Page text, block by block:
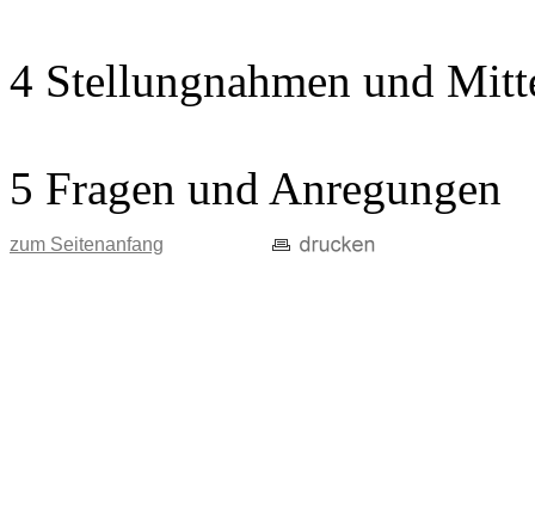
4 Stellungnahmen und
5 Fragen und Anregungen
zum Seitenanfang